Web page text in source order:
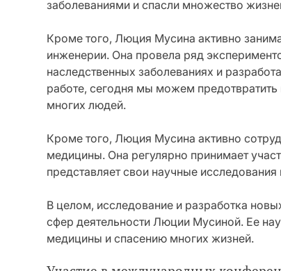
заболеваниями и спасли множество
Кроме того, Люция Мусина активно
инженерии. Она провела ряд
наследственных заболеваниях и
работе, сегодня мы можем предотвратить
многих людей.
Кроме того, Люция Мусина активно
медицины. Она регулярно принимает
представляет свои научные
В целом, исследование и разработка
сфер деятельности Люции Мусиной. Ее
медицины и спасению многих жизней.